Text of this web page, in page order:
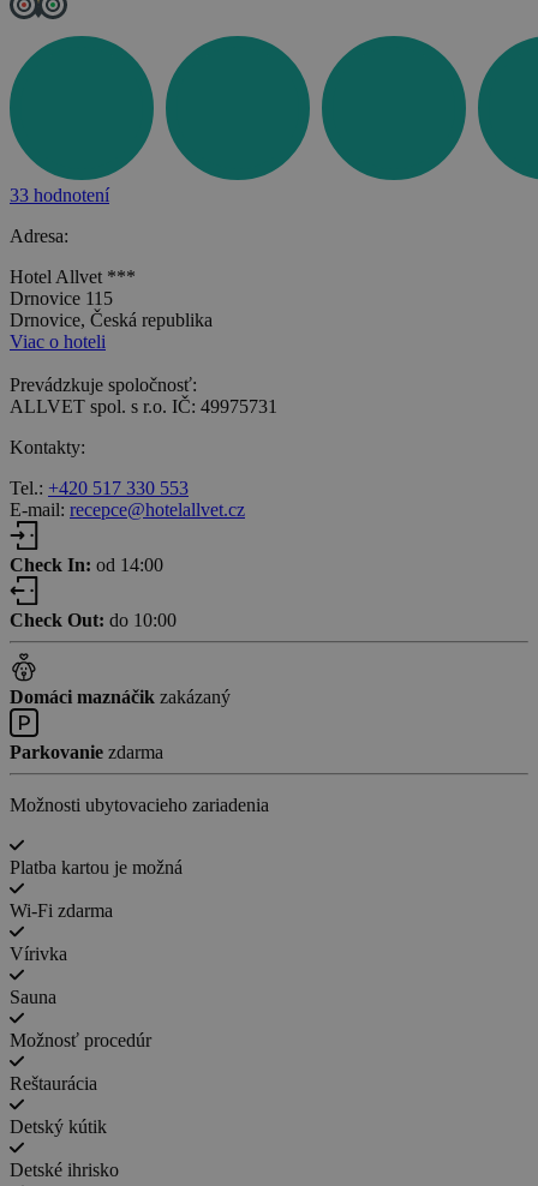
33 hodnotení
Adresa:
Hotel Allvet ***
Drnovice 115
Drnovice, Česká republika
Viac o hoteli
Prevádzkuje spoločnosť:
ALLVET spol. s r.o. IČ: 49975731
Kontakty:
Tel.: +420 517 330 553
E-mail: recepce@hotelallvet.cz
Check In: od 14:00
Check Out: do 10:00
Domáci maznáčik zakázaný
Parkovanie zdarma
Možnosti ubytovacieho zariadenia
Platba kartou je možná
Wi-Fi zdarma
Vírivka
Sauna
Možnosť procedúr
Reštaurácia
Detský kútik
Detské ihrisko